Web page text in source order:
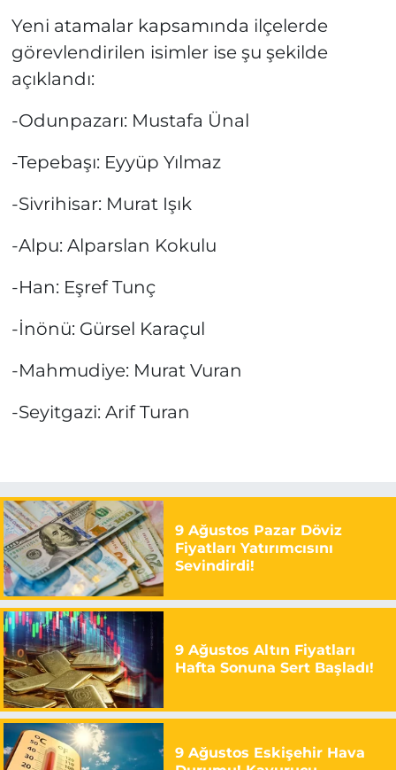
Yeni atamalar kapsamında ilçelerde
görevlendirilen isimler ise şu şekilde
açıklandı:
-Odunpazarı: Mustafa Ünal
-Tepebaşı: Eyyüp Yılmaz
-Sivrihisar: Murat Işık
-Alpu: Alparslan Kokulu
-Han: Eşref Tunç
-İnönü: Gürsel Karaçul
-Mahmudiye: Murat Vuran
-Seyitgazi: Arif Turan
9 Ağustos Pazar Döviz
Fiyatları Yatırımcısını
Sevindirdi!
9 Ağustos Altın Fiyatları
Hafta Sonuna Sert Başladı!
9 Ağustos Eskişehir Hava